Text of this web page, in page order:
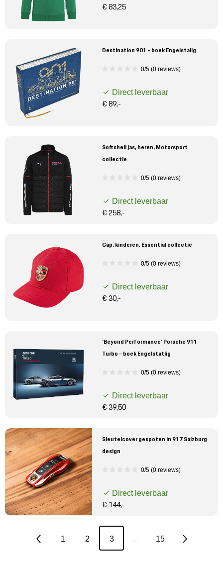
€ 83,25
Destination 901 - boek Engelstalig
0/5 (0 reviews)
Direct leverbaar
€ 89,-
Softshell jas, heren, Motorsport
collectie
0/5 (0 reviews)
Direct leverbaar
€ 258,-
Cap, kinderen, Essential collectie
0/5 (0 reviews)
Direct leverbaar
€ 30,-
'Beyond Performance' Porsche 911
Turbo - boek Engelstatlig
0/5 (0 reviews)
Direct leverbaar
€ 39,50
Sleutelcover gespoten in 917 Salzburg
design
0/5 (0 reviews)
Direct leverbaar
€ 144,-
1 2 3 … 15